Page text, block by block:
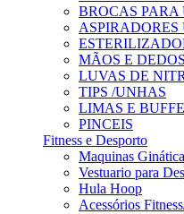
BROCAS PARA
MÃOS E
LUVAS DE
TIPS /UNHAS
LIMAS E
PINCEIS
Fitness e Desporto
Maquinas
Vestuario para
Hula Hoop
Acessórios